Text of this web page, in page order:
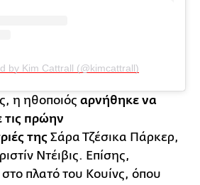
by Kim Cattrall (@kimcattrall)
η ηθοποιός αρνήθηκε να
τις πρώην
της Σάρα Τζέσικα Πάρκερ,
Ντέιβις. Επίσης,
πλατό του Κουίνς, όπου